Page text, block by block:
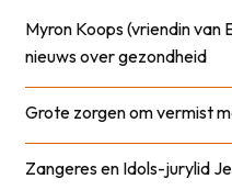
Myron Koops (vriendin van
nieuws over gezondheid
Grote zorgen om vermist
Zangeres en Idols-jurylid